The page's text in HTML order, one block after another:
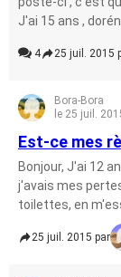
J'ai 15 ans , dorén...
4 25 juil. 2015
Bora-Bora
le 25 juil.
Est-ce mes
Bonjour, J'ai 12
j'avais mes
toilettes, en
25 juil. 2015 par